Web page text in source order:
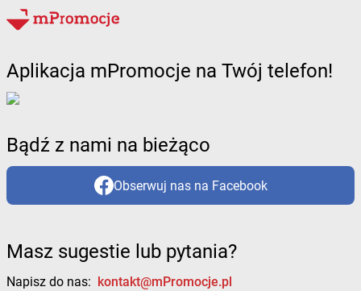
Aplikacja mPromocje na Twój telefon!
Bądź z nami na bieżąco
Obserwuj nas na Facebook
Masz sugestie lub pytania?
Napisz do nas: kontakt@mPromocje.pl